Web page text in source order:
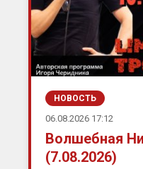
НОВОСТЬ
06.08.2026 17:12
Волшебная
(7.08.2026)